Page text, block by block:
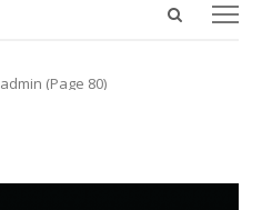
Open
admin (Page 80)